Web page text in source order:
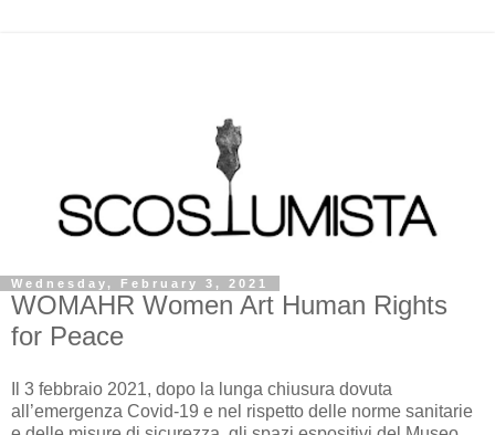
Wednesday, February 3, 2021
WOMAHR Women Art Human Rights
for Peace
Il 3 febbraio 2021, dopo la lunga chiusura dovuta
all’emergenza Covid-19 e nel rispetto delle norme sanitarie